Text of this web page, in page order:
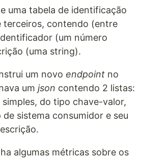
uma tabela de identificação
terceiros, contendo (entre
(um número
(uma string).
um novo endpoint no
um json contendo 2 listas:
simples, do tipo chave-valor,
sistema consumidor e seu
algumas métricas sobre os